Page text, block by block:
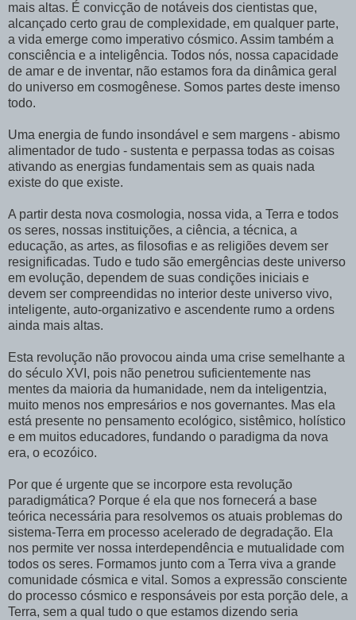
mais altas. É convicção de notáveis dos cientistas que,
alcançado certo grau de complexidade, em qualquer parte,
a vida emerge como imperativo cósmico. Assim também a
consciência e a inteligência. Todos nós, nossa capacidade
de amar e de inventar, não estamos fora da dinâmica geral
do universo em cosmogênese. Somos partes deste imenso
todo.
Uma energia de fundo insondável e sem margens - abismo
alimentador de tudo - sustenta e perpassa todas as coisas
ativando as energias fundamentais sem as quais nada
existe do que existe.
A partir desta nova cosmologia, nossa vida, a Terra e todos
os seres, nossas instituições, a ciência, a técnica, a
educação, as artes, as filosofias e as religiões devem ser
resignificadas. Tudo e tudo são emergências deste universo
em evolução, dependem de suas condições iniciais e
devem ser compreendidas no interior deste universo vivo,
inteligente, auto-organizativo e ascendente rumo a ordens
ainda mais altas.
Esta revolução não provocou ainda uma crise semelhante a
do século XVI, pois não penetrou suficientemente nas
mentes da maioria da humanidade, nem da inteligentzia,
muito menos nos empresários e nos governantes. Mas ela
está presente no pensamento ecológico, sistêmico, holístico
e em muitos educadores, fundando o paradigma da nova
era, o ecozóico.
Por que é urgente que se incorpore esta revolução
paradigmática? Porque é ela que nos fornecerá a base
teórica necessária para resolvemos os atuais problemas do
sistema-Terra em processo acelerado de degradação. Ela
nos permite ver nossa interdependência e mutualidade com
todos os seres. Formamos junto com a Terra viva a grande
comunidade cósmica e vital. Somos a expressão consciente
do processo cósmico e responsáveis por esta porção dele, a
Terra, sem a qual tudo o que estamos dizendo seria